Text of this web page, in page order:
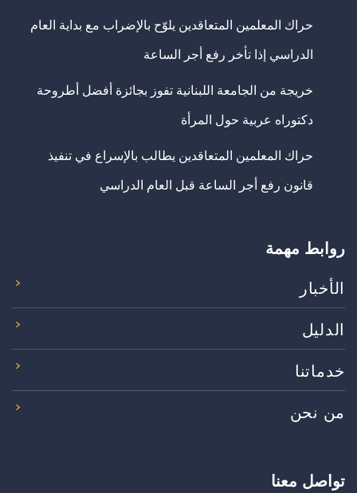
حراك المعلمين المتعاقدين يلوّح بالإضراب مع بداية العام
الدراسي إذا تأخر رفع أجر الساعة
خريجة من الجامعة اللبنانية تفوز بجائزة أفضل أطروحة
دكتوراه عربية حول المرأة
حراك المعلمين المتعاقدين يطالب بالإسراع في تنفيذ
قانون رفع أجر الساعة قبل العام الدراسي
روابط مهمة
الأخبار
الدليل
خدماتنا
من نحن
تواصل معنا